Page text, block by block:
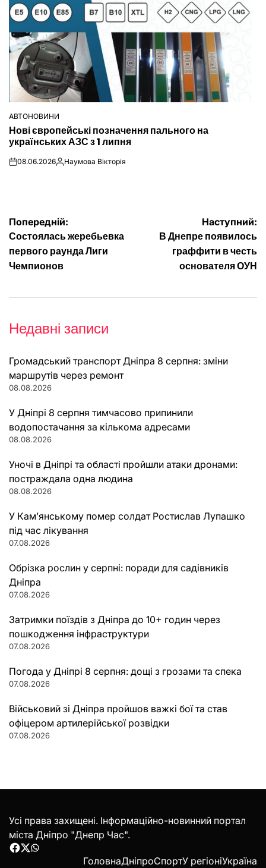
ОПУБЛІКУВАТИ
У
АВТОНОВИНИ
Нові європейські позначення пального на
українських АЗС з 1 липня
on08.06.2026Опубліковано
Наумова Вікторія
Навігація
записів
Попередній:
Состоялась жеребьевка
первого раунда Лиги
Чемпионов
Наступний:
В Днепре появилось
граффити в честь
основателя ОУН
Недавні записи
Громадський транспорт Дніпра 8 серпня: зміни
маршрутів через ремонт
08.08.2026
У Дніпрі 8 серпня тимчасово припинили
водопостачання за кількома адресами
08.08.2026
Уночі в Дніпрі та області пройшли атаки дронами:
постраждала одна людина
08.08.2026
У Кам’янському помер солдат Ростислав Лупашко
під час лікування
07.08.2026
Обрізка рослин у серпні: поради для садівників
Дніпра
07.08.2026
Затримки поїздів з Дніпра до 10+ годин через
пошкодження інфраструктури
07.08.2026
Погода у Дніпрі 8 серпня: дощі з грозами та спека
07.08.2026
Військовий зі Дніпра пройшов важкі бої та став
офіцером артилерійської розвідки
07.08.2026
Усі права захищені. Інформаційно-новинний портал
міста Дніпро "Днепр Час".
Facebook
Twitter
WhatsApp
ГоловнаДніпроСпортУ регіоніУкраїна